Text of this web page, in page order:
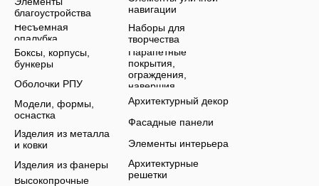
Архитектурные
решетки
Элементы интерьера
Фасадные панели
Архитектурный декор
Парапетные
покрытия,
ограждения,
навершия
Наборы для
творчества
навигации
Высокопрочные
Изделия из фанеры
Изделия из металла
и ковки
Модели, формы,
оснастка
Оболочки РПУ
Боксы, корпусы,
бункеры
Несъемная
опалубка
благоустройства